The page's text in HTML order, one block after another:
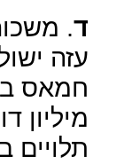
ד.
עזה
מיליון
תלויים